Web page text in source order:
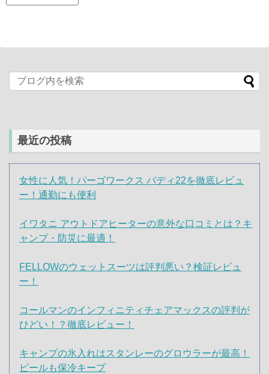
最近の投稿
女性に人気！パーゴワークス バディ22を徹底レビュ
ー！通勤にも便利
イワタニ アウトドアヒーターの意外な口コミとは？キ
ャンプ・防災に最適！
FELLOWのウェットスーツは評判悪い？検証レビュ
ー！
コールマンのインフィニティチェアマックスの評判が
ひどい！？徹底レビュー！
キャンプの氷入れはスタンレーのグロウラーが最高！
ビールも保冷キープ